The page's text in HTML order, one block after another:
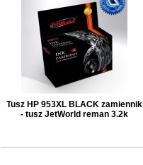
Tusz HP 953XL BLACK zamiennik
- tusz JetWorld reman 3.2k